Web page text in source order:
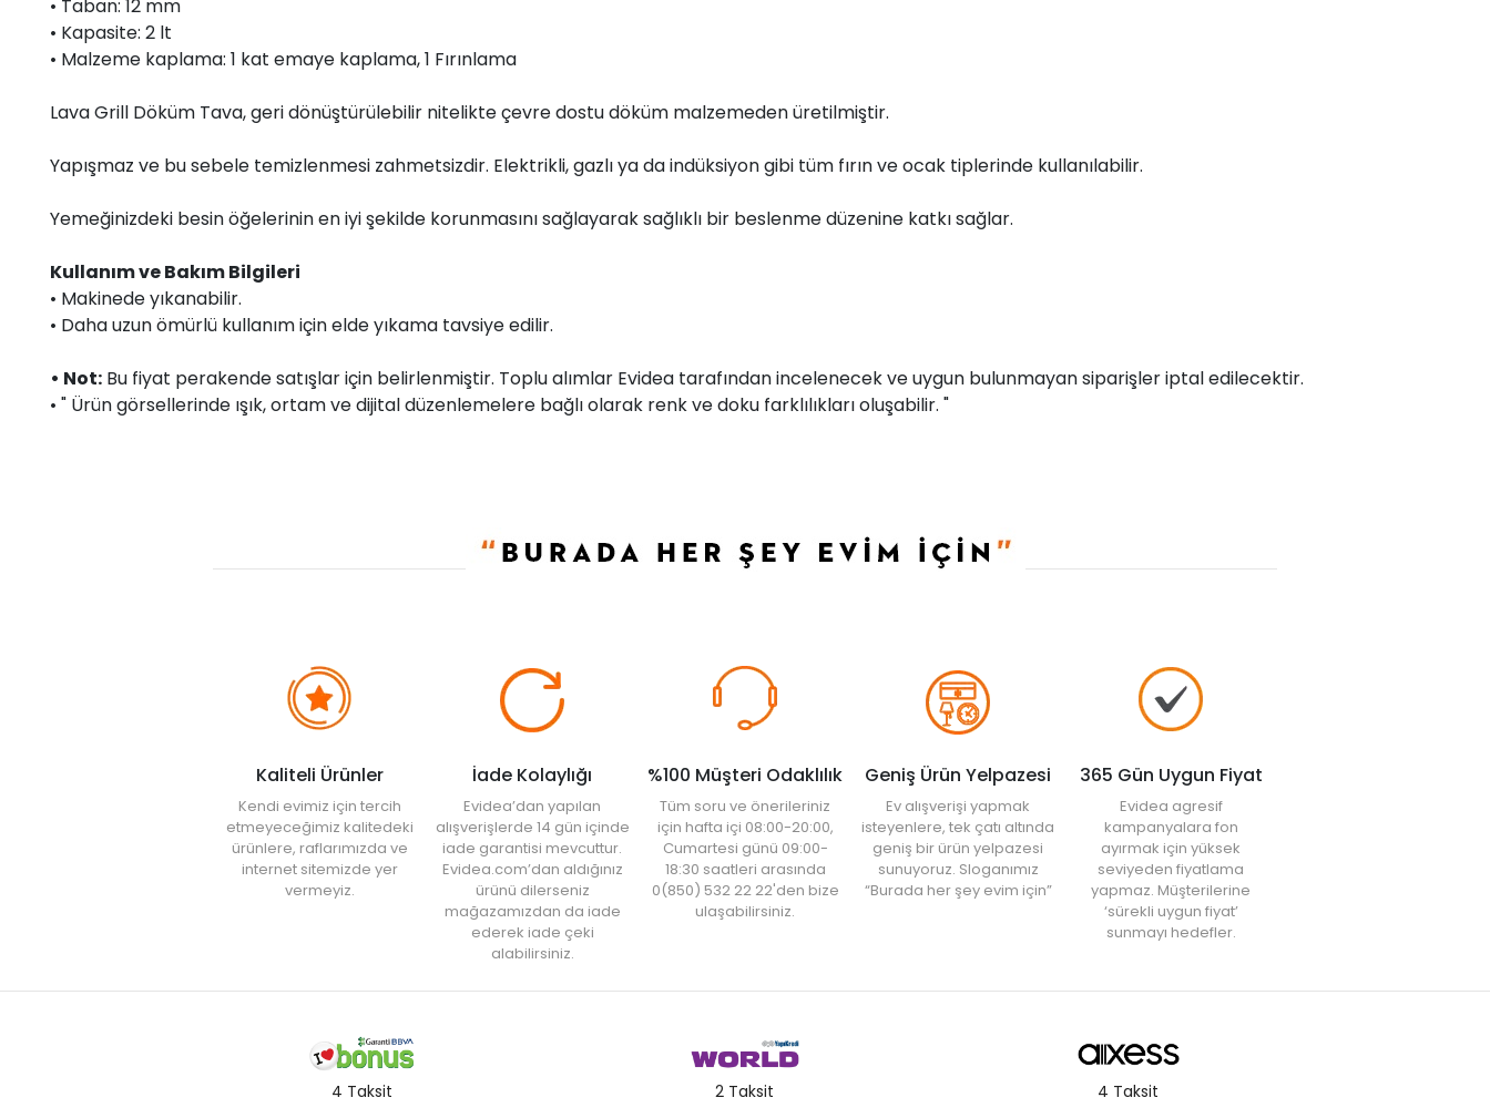
• Taban: 12 mm
• Kapasite: 2 lt
• Malzeme kaplama: 1 kat emaye kaplama, 1 Fırınlama
Lava Grill Döküm Tava, geri dönüştürülebilir nitelikte çevre dostu döküm malzemeden üretilmiştir.
Yapışmaz ve bu sebele temizlenmesi zahmetsizdir. Elektrikli, gazlı ya da indüksiyon gibi tüm fırın ve ocak tiplerinde kullanılabilir.
Yemeğinizdeki besin öğelerinin en iyi şekilde korunmasını sağlayarak sağlıklı bir beslenme düzenine katkı sağlar.
Kullanım ve Bakım Bilgileri
• Makinede yıkanabilir.
• Daha uzun ömürlü kullanım için elde yıkama tavsiye edilir.
• Not: Bu fiyat perakende satışlar için belirlenmiştir. Toplu alımlar Evidea tarafından incelenecek ve uygun bulunmayan siparişler iptal edilecektir.
• " Ürün görsellerinde ışık, ortam ve dijital düzenlemelere bağlı olarak renk ve doku farklılıkları oluşabilir. "
Kaliteli Ürünler
Kendi evimiz için tercih
etmeyeceğimiz kalitedeki
ürünlere, raflarımızda ve
internet sitemizde yer
vermeyiz.
İade Kolaylığı
Evidea’dan yapılan
alışverişlerde 14 gün içinde
iade garantisi mevcuttur.
Evidea.com’dan aldığınız
ürünü dilerseniz
mağazamızdan da iade
ederek iade çeki
alabilirsiniz.
%100 Müşteri Odaklılık
Tüm soru ve önerileriniz
için hafta içi 08:00-20:00,
Cumartesi günü 09:00-
18:30 saatleri arasında
0(850) 532 22 22'den bize
ulaşabilirsiniz.
Geniş Ürün Yelpazesi
Ev alışverişi yapmak
isteyenlere, tek çatı altında
geniş bir ürün yelpazesi
sunuyoruz. Sloganımız
“Burada her şey evim için”
365 Gün Uygun Fiyat
Evidea agresif
kampanyalara fon
ayırmak için yüksek
seviyeden fiyatlama
yapmaz. Müşterilerine
‘sürekli uygun fiyat’
sunmayı hedefler.
4 Taksit 2 Taksit 4 Taksit